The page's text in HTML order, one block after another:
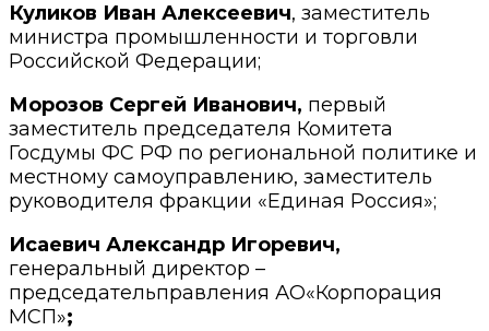
Куликов Иван Алексеевич, заместитель
министра промышленности и торговли
Российской Федерации;
Морозов Сергей Иванович, первый
заместитель председателя Комитета
Госдумы ФС РФ по региональной политике и
местному самоуправлению, заместитель
руководителя фракции «Единая Россия»;
Исаевич Александр Игоревич,
генеральный директор –
председательправления АО«Корпорация
МСП»;